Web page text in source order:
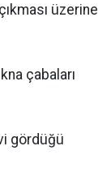
üzerine
çabaları
gördüğü